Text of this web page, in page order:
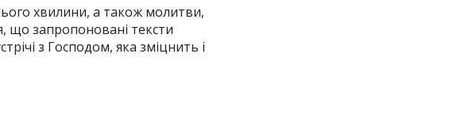
хвилини, а також молитви,
що запропоновані тексти
з Господом, яка зміцнить і